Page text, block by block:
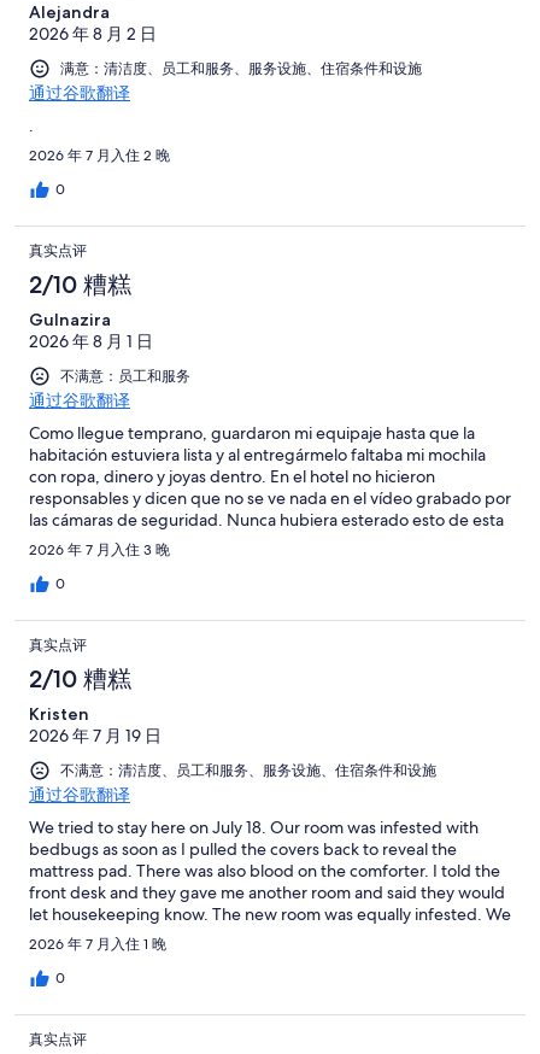
Alejandra
2026 年 8 月 2 日
满意：清洁度、员工和服务、服务设施、住宿条件和设施
通过谷歌翻译
.
2026 年 7 月入住 2 晚
0
真实点评
2/10 糟糕
Gulnazira
2026 年 8 月 1 日
不满意：员工和服务
通过谷歌翻译
Como llegue temprano, guardaron mi equipaje hasta que la
habitación estuviera lista y al entregármelo faltaba mi mochila
con ropa, dinero y joyas dentro. En el hotel no hicieron
responsables y dicen que no se ve nada en el vídeo grabado por
las cámaras de seguridad. Nunca hubiera esterado esto de esta
cadena. Por otro lado, dicen que se incluye el traslado al
aeropuerto pero no te recogen en el hotel sino que tienes que
desplazarte con todo tu equipaje hasta una oficina a 300 metros
2026 年 7 月入住 3 晚
0
真实点评
2/10 糟糕
Kristen
2026 年 7 月 19 日
不满意：清洁度、员工和服务、服务设施、住宿条件和设施
通过谷歌翻译
We tried to stay here on July 18. Our room was infested with
bedbugs as soon as I pulled the covers back to reveal the
mattress pad. There was also blood on the comforter. I told the
front desk and they gave me another room and said they would
let housekeeping know. The new room was equally infested. We
left without staying there and they are trying to charge us
273.00 on top of what we paid Expedia. DO NOT BOOK OR
STAY HERE. They are not answering the phone to resolve the
2026 年 7 月入住 1 晚
0
真实点评